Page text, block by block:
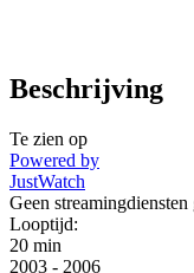
Beschrijving
Te zien op
Powered by
JustWatch
Geen streamingdiensten
Looptijd:
20 min
2003 - 2006